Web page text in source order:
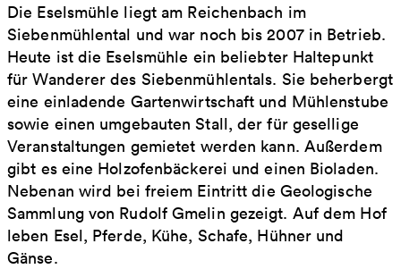
Die Eselsmühle liegt am Reichenbach im
Siebenmühlental und war noch bis 2007 in Betrieb.
Heute ist die Eselsmühle ein beliebter Haltepunkt
für Wanderer des Siebenmühlentals. Sie beherbergt
eine einladende Gartenwirtschaft und Mühlenstube
sowie einen umgebauten Stall, der für gesellige
Veranstaltungen gemietet werden kann. Außerdem
gibt es eine Holzofenbäckerei und einen Bioladen.
Nebenan wird bei freiem Eintritt die Geologische
Sammlung von Rudolf Gmelin gezeigt. Auf dem Hof
leben Esel, Pferde, Kühe, Schafe, Hühner und
Gänse.